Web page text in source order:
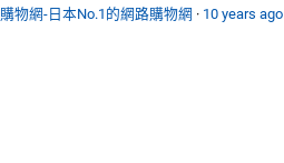
購物網-日本No.1的網路購物網 · 10 years ago